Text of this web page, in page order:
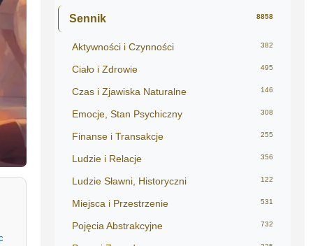
Sennik 8858
Aktywności i Czynności 382
Ciało i Zdrowie 495
Czas i Zjawiska Naturalne 146
Emocje, Stan Psychiczny 308
Finanse i Transakcje 255
Ludzie i Relacje 356
Ludzie Sławni, Historyczni 122
Miejsca i Przestrzenie 531
Pojęcia Abstrakcyjne 732